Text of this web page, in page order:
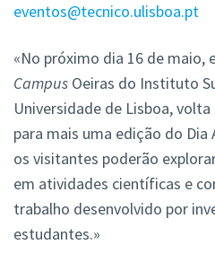
eventos@tecnico.ulisboa.pt
«No próximo dia 16 de maio,
Campus Oeiras do Instituto
Universidade de Lisboa,
para mais uma edição do
os visitantes poderão
em atividades científicas e
trabalho desenvolvido por
estudantes.»